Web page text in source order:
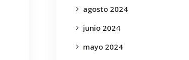
agosto 2024
junio 2024
mayo 2024